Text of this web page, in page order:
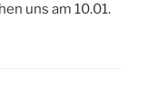
uns am 10.01.